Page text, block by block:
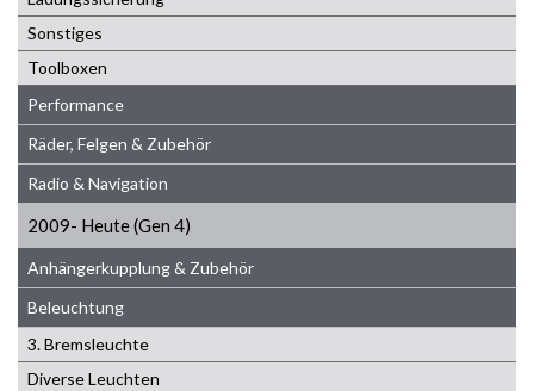
Sonstiges
Toolboxen
Performance
Räder, Felgen & Zubehör
Radio & Navigation
2009- Heute (Gen 4)
Anhängerkupplung & Zubehör
Beleuchtung
3. Bremsleuchte
Diverse Leuchten